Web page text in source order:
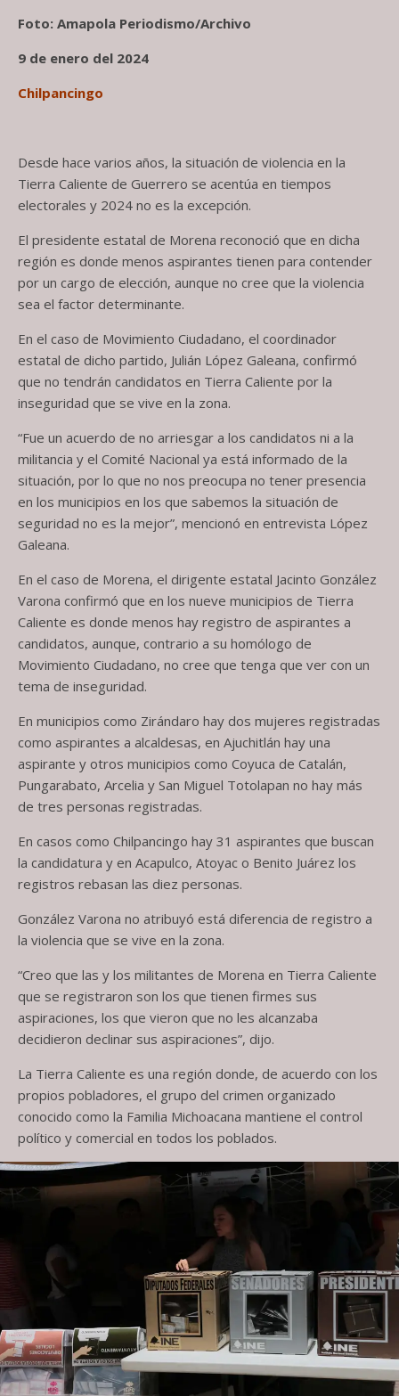
Foto: Amapola Periodismo/Archivo
9 de enero del 2024
Chilpancingo
Desde hace varios años, la situación de violencia en la
Tierra Caliente de Guerrero se acentúa en tiempos
electorales y 2024 no es la excepción.
El presidente estatal de Morena reconoció que en dicha
región es donde menos aspirantes tienen para contender
por un cargo de elección, aunque no cree que la violencia
sea el factor determinante.
En el caso de Movimiento Ciudadano, el coordinador
estatal de dicho partido, Julián López Galeana, confirmó
que no tendrán candidatos en Tierra Caliente por la
inseguridad que se vive en la zona.
“Fue un acuerdo de no arriesgar a los candidatos ni a la
militancia y el Comité Nacional ya está informado de la
situación, por lo que no nos preocupa no tener presencia
en los municipios en los que sabemos la situación de
seguridad no es la mejor”, mencionó en entrevista López
Galeana.
En el caso de Morena, el dirigente estatal Jacinto González
Varona confirmó que en los nueve municipios de Tierra
Caliente es donde menos hay registro de aspirantes a
candidatos, aunque, contrario a su homólogo de
Movimiento Ciudadano, no cree que tenga que ver con un
tema de inseguridad.
En municipios como Zirándaro hay dos mujeres registradas
como aspirantes a alcaldesas, en Ajuchitlán hay una
aspirante y otros municipios como Coyuca de Catalán,
Pungarabato, Arcelia y San Miguel Totolapan no hay más
de tres personas registradas.
En casos como Chilpancingo hay 31 aspirantes que buscan
la candidatura y en Acapulco, Atoyac o Benito Juárez los
registros rebasan las diez personas.
González Varona no atribuyó está diferencia de registro a
la violencia que se vive en la zona.
“Creo que las y los militantes de Morena en Tierra Caliente
que se registraron son los que tienen firmes sus
aspiraciones, los que vieron que no les alcanzaba
decidieron declinar sus aspiraciones”, dijo.
La Tierra Caliente es una región donde, de acuerdo con los
propios pobladores, el grupo del crimen organizado
conocido como la Familia Michoacana mantiene el control
político y comercial en todos los poblados.